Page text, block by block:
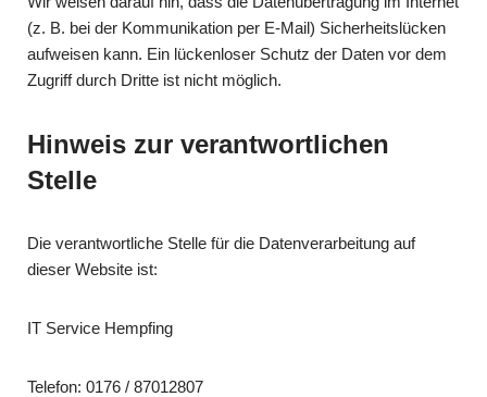
(z. B. bei der Kommunikation per E-Mail) Sicherheitslücken
aufweisen kann. Ein lückenloser Schutz der Daten vor dem
Zugriff durch Dritte ist nicht möglich.
Hinweis zur verantwortlichen
Stelle
Die verantwortliche Stelle für die Datenverarbeitung auf
dieser Website ist:
IT Service Hempfing
Telefon: 0176 / 87012807